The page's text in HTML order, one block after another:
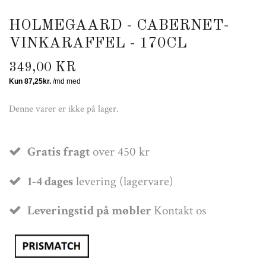
HOLMEGAARD - CABERNET-
VINKARAFFEL - 170CL
349,00 KR
Denne varer er ikke på lager.
Gratis fragtover 450 kr
1-4 dageslevering (lagervare)
Leveringstid på møbler Kontakt os